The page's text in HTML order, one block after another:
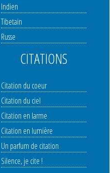
Indien
Tibetain
Russe
CITATIONS
Citation du coeur
Citation du ciel
Citation en larme
Citation en lumière
Un parfum de citation
Silence, je cite !